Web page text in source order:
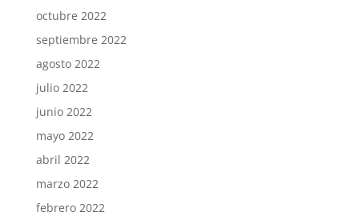
octubre 2022
septiembre 2022
agosto 2022
julio 2022
junio 2022
mayo 2022
abril 2022
marzo 2022
febrero 2022